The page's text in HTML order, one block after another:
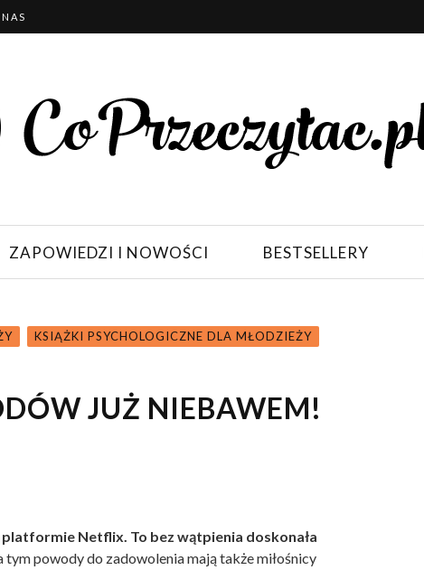
ZAPOWIEDZI I NOWOŚCI BESTSELLERY
KSIĄŻKI PSYCHOLOGICZNE DLA MŁODZIEŻY
JUŻ NIEBAWEM!
Netflix. To bez wątpienia doskonała
tym powody do zadowolenia mają także miłośnicy